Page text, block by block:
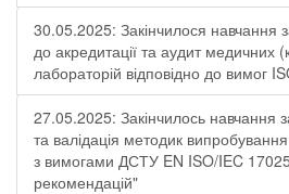
30.05.2025: Закінчилося навчання
до акредитації та аудит медичних
лабораторій відповідно до вимог
27.05.2025: Закінчилось навчання
та валідація методик
з вимогами ДСТУ EN ISO/IEC
рекомендацій"